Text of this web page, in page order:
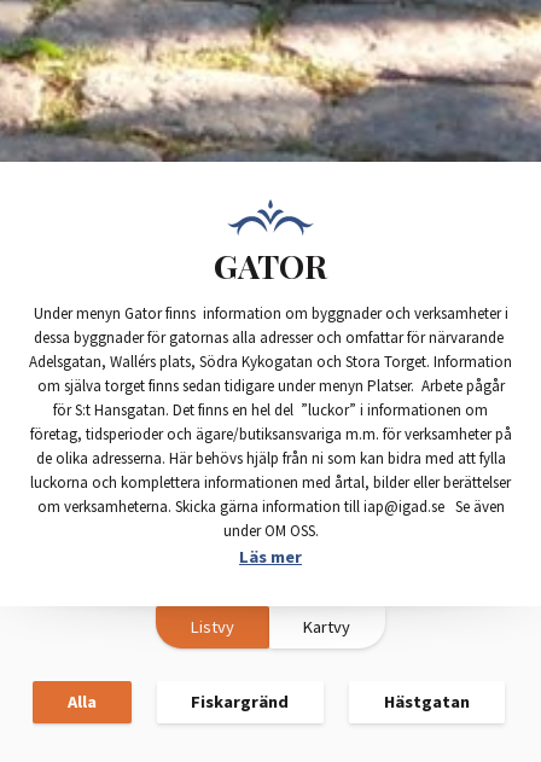
GATOR
Under menyn Gator finns information om byggnader och verksamheter i
dessa byggnader för gatornas alla adresser och omfattar för närvarande
Adelsgatan, Wallérs plats, Södra Kykogatan och Stora Torget. Information
om själva torget finns sedan tidigare under menyn Platser. Arbete pågår
för S:t Hansgatan. Det finns en hel del ”luckor” i informationen om
företag, tidsperioder och ägare/butiksansvariga m.m. för verksamheter på
de olika adresserna. Här behövs hjälp från ni som kan bidra med att fylla
luckorna och komplettera informationen med årtal, bilder eller berättelser
om verksamheterna. Skicka gärna information till iap@igad.se Se även
under OM OSS.
Läs mer
Listvy Kartvy
Alla Fiskargränd Hästgatan